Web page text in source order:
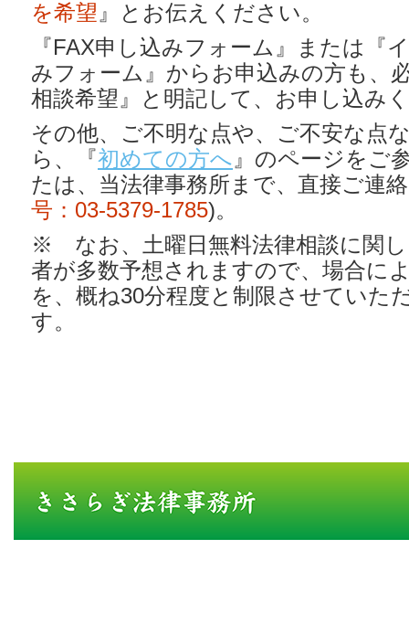
を希望 』とお伝えください。
『FAX申し込みフォーム』または『
みフォーム』からお申込みの方も、
相談希望』と明記して、お申し込み
その他、ご不明な点や、ご不安な点
ら、『初めての方へ 』のページをご
たは、当法律事務所まで、直接ご連
号：03‐5379‐1785)。
※ なお、土曜日無料法律相談に関し
者が多数予想されますので、場合に
を、概ね30分程度と制限させていた
す。